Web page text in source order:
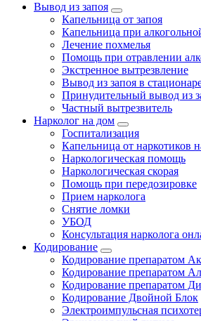
Вывод из запоя
Капельница от запоя
Капельница при
Лечение похмелья
Помощь при отравлении
Экстренное вытрезвление
Вывод из запоя в
Принудительный вывод из
Частный вытрезвитель
Нарколог на дом
Госпитализация
Капельница от наркотиков
Наркологическая помощь
Наркологическая скорая
Помощь при передозировке
Прием нарколога
Снятие ломки
УБОД
Консультация нарколога
Кодирование
Кодирование препаратом
Кодирование препаратом
Кодирование препаратом
Кодирование Двойной Блок
Электроимпульсная